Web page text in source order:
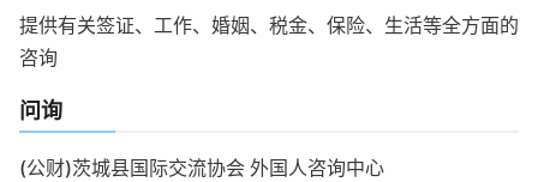
提供有关签证、工作、婚姻、税金、保险、生活等全方面的
咨询
问询
(公财)茨城县国际交流协会 外国人咨询中心